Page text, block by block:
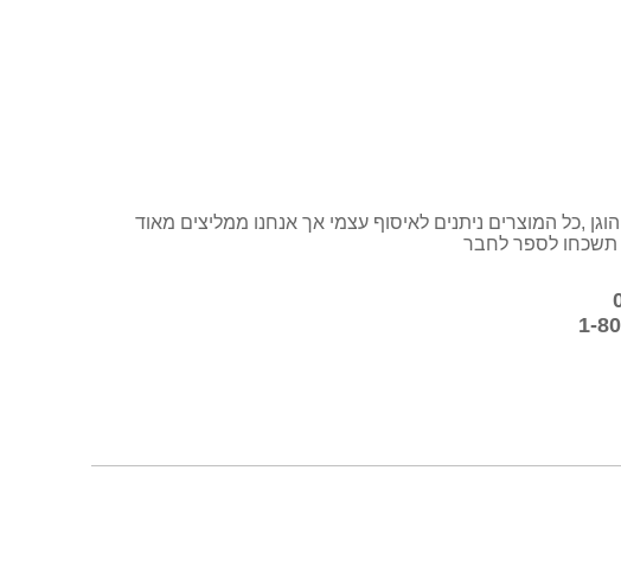
המוצרים ניתנים לאיסוף עצמי אך אנחנו ממליצים מאוד
תשכחו לספר לחבר